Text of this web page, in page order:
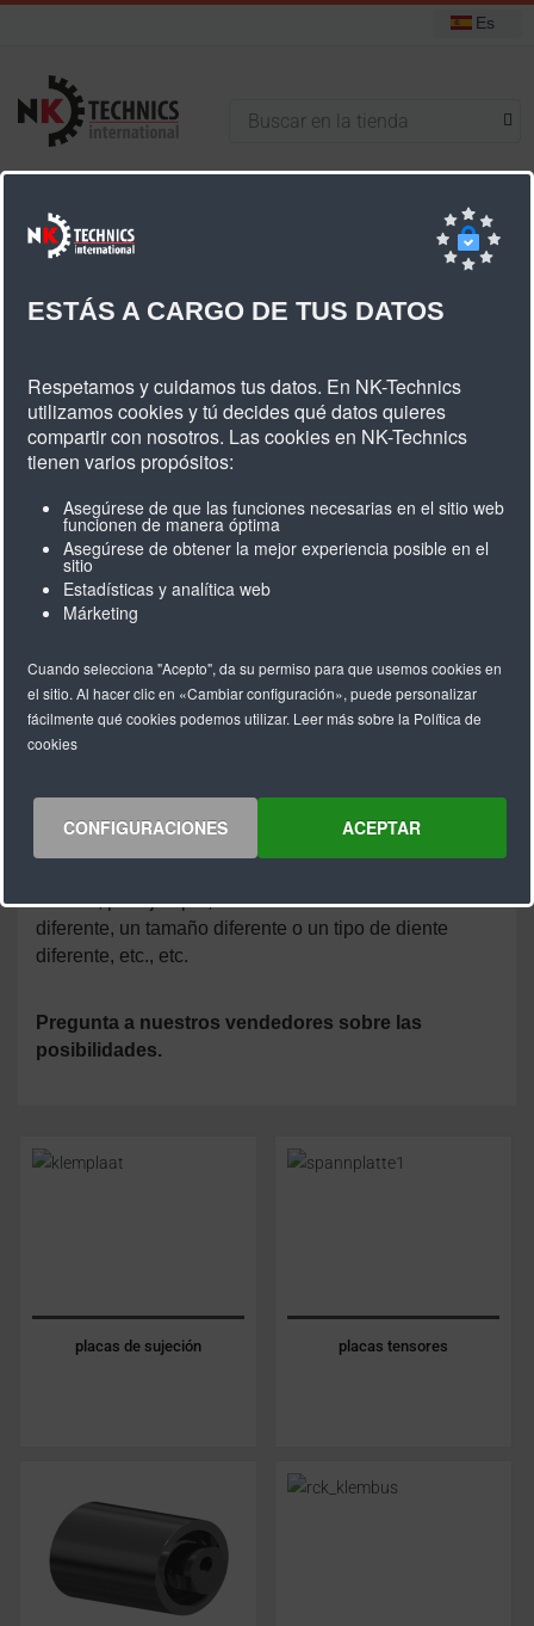
Es
+31 (0) 314 393751
NK Technics ofrece más que solo correas dentadas y
poleas dentadas.
Suministramos los productos necesarios en stock para
respaldar nuestra gama de poleas y correas
dentadas.
Debajo de una selección de la gama estándar:
Placas de sujeción
Placas tensores
Rodillos tensores
Guías de correa dentada
deseos, por ejemplo, una elección de material
diferente, un tamaño diferente o un tipo de diente
diferente, etc., etc.
Pregunta a nuestros vendedores sobre las
posibilidades.
placas de sujeción placas tensores
ESTÁS A CARGO DE TUS DATOS
Respetamos y cuidamos tus datos. En NK-Technics
utilizamos cookies y tú decides qué datos quieres
compartir con nosotros. Las cookies en NK-Technics
tienen varios propósitos:
Asegúrese de que las funciones necesarias en el sitio web
funcionen de manera óptima
Asegúrese de obtener la mejor experiencia posible en el
sitio
Estadísticas y analítica web
Márketing
Cuando selecciona "Acepto", da su permiso para que usemos cookies en
el sitio. Al hacer clic en «Cambiar configuración», puede personalizar
fácilmente qué cookies podemos utilizar. Leer más sobre la Política de
cookies
ACEPTAR
CONFIGURACIONES